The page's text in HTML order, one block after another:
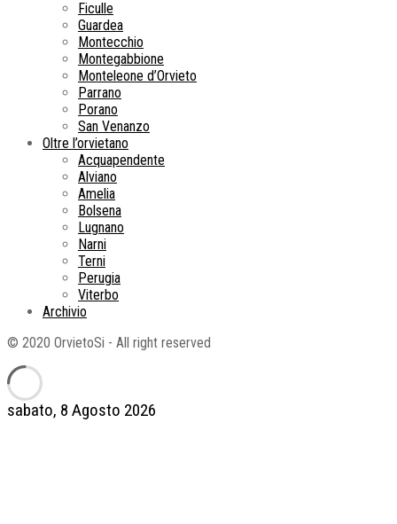
sabato, 8 Agosto 2026
Ficulle
Guardea
Montecchio
Montegabbione
Monteleone d’Orvieto
Parrano
Porano
San Venanzo
Oltre l’orvietano
Acquapendente
Alviano
Amelia
Bolsena
Lugnano
Narni
Terni
Perugia
Viterbo
Archivio
© 2020 OrvietoSi - All right reserved